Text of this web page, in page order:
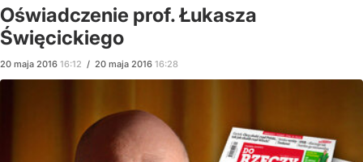
Oświadczenie prof. Łukasza
Święcickiego
20 maja 2016 16:12 / 20 maja 2016 16:28